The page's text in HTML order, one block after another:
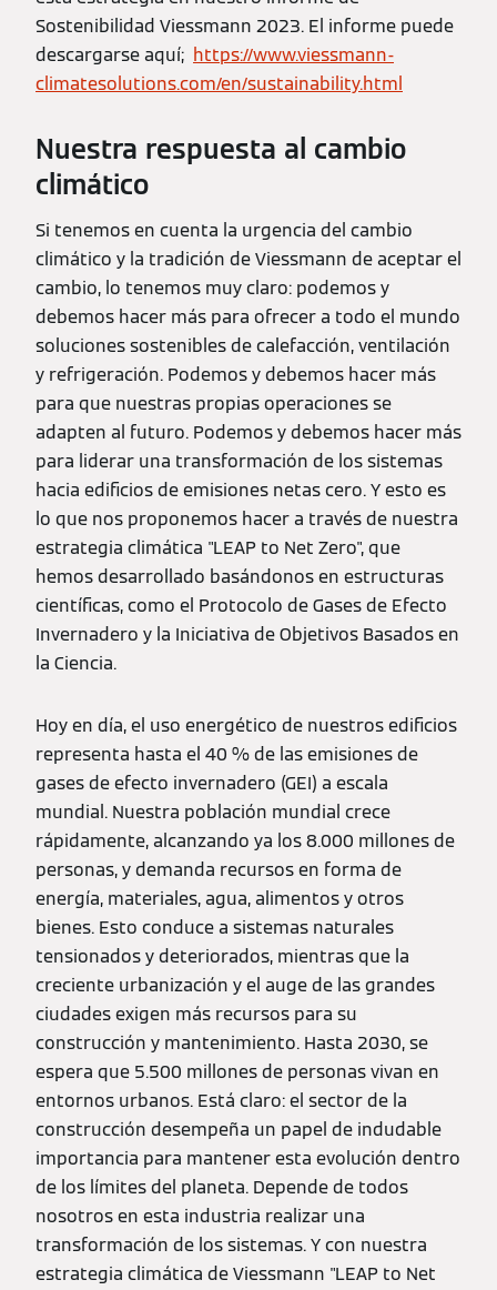
Sostenibilidad Viessmann 2023. El informe puede
descargarse aquí; https://www.viessmann-
climatesolutions.com/en/sustainability.html
Nuestra respuesta al cambio
climático
Si tenemos en cuenta la urgencia del cambio
climático y la tradición de Viessmann de aceptar el
cambio, lo tenemos muy claro: podemos y
debemos hacer más para ofrecer a todo el mundo
soluciones sostenibles de calefacción, ventilación
y refrigeración. Podemos y debemos hacer más
para que nuestras propias operaciones se
adapten al futuro. Podemos y debemos hacer más
para liderar una transformación de los sistemas
hacia edificios de emisiones netas cero. Y esto es
lo que nos proponemos hacer a través de nuestra
estrategia climática "LEAP to Net Zero", que
hemos desarrollado basándonos en estructuras
científicas, como el Protocolo de Gases de Efecto
Invernadero y la Iniciativa de Objetivos Basados en
la Ciencia.
Hoy en día, el uso energético de nuestros edificios
representa hasta el 40 % de las emisiones de
gases de efecto invernadero (GEI) a escala
mundial. Nuestra población mundial crece
rápidamente, alcanzando ya los 8.000 millones de
personas, y demanda recursos en forma de
energía, materiales, agua, alimentos y otros
bienes. Esto conduce a sistemas naturales
tensionados y deteriorados, mientras que la
creciente urbanización y el auge de las grandes
ciudades exigen más recursos para su
construcción y mantenimiento. Hasta 2030, se
espera que 5.500 millones de personas vivan en
entornos urbanos. Está claro: el sector de la
construcción desempeña un papel de indudable
importancia para mantener esta evolución dentro
de los límites del planeta. Depende de todos
nosotros en esta industria realizar una
transformación de los sistemas. Y con nuestra
estrategia climática de Viessmann "LEAP to Net